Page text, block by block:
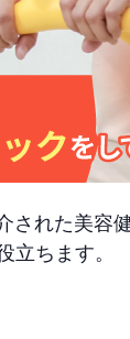
れた美容
ちます。